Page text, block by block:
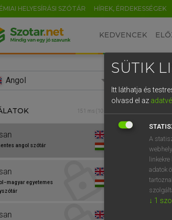
HELYESÍRÁSI SZÓTÁR HÍREK, ÉRDEKESSÉGEK
KEDVENCEK
Angol
151 ms (10 db)
angol szótár
egyetemes
Susan tul
⚲ Susan
SÜTIK
Itt láthatja és
olvasd el az
A
adatok
↓ 1
EN HU DE
0 1